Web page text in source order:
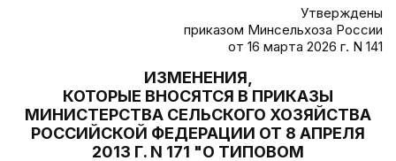
Утверждены
приказом Минсельхоза России
от 16 марта 2026 г. N 141
ИЗМЕНЕНИЯ,
КОТОРЫЕ ВНОСЯТСЯ В ПРИКАЗЫ
МИНИСТЕРСТВА СЕЛЬСКОГО ХОЗЯЙСТВА
РОССИЙСКОЙ ФЕДЕРАЦИИ ОТ 8 АПРЕЛЯ
2013 Г. N 171 "О ТИПОВОМ